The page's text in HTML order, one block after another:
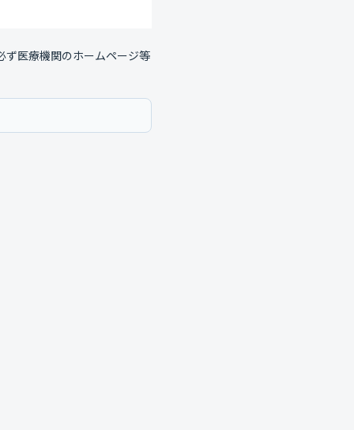
ず医療機関のホームページ等